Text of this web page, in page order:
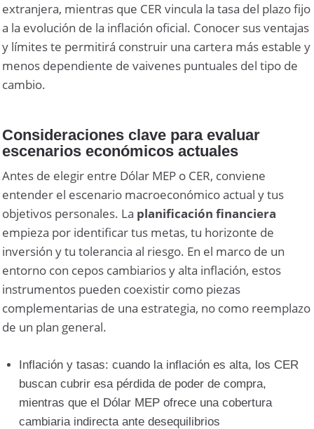
extranjera, mientras que CER vincula la tasa del plazo fijo
a la evolución de la inflación oficial. Conocer sus ventajas
y límites te permitirá construir una cartera más estable y
menos dependiente de vaivenes puntuales del tipo de
cambio.
Consideraciones clave para evaluar
escenarios económicos actuales
Antes de elegir entre Dólar MEP o CER, conviene
entender el escenario macroeconómico actual y tus
objetivos personales. La planificación financiera
empieza por identificar tus metas, tu horizonte de
inversión y tu tolerancia al riesgo. En el marco de un
entorno con cepos cambiarios y alta inflación, estos
instrumentos pueden coexistir como piezas
complementarias de una estrategia, no como reemplazo
de un plan general.
Inflación y tasas: cuando la inflación es alta, los CER
buscan cubrir esa pérdida de poder de compra,
mientras que el Dólar MEP ofrece una cobertura
cambiaria indirecta ante desequilibrios